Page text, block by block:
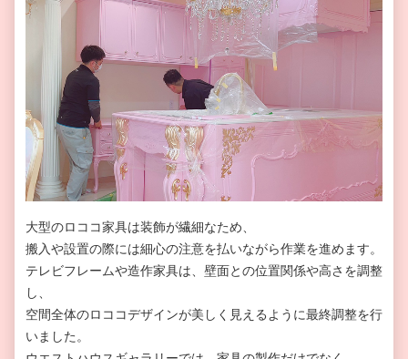
大型のロココ家具は装飾が繊細なため、
搬入や設置の際には細心の注意を払いながら作業を進めます。
テレビフレームや造作家具は、壁面との位置関係や高さを調整
し、
空間全体のロココデザインが美しく見えるように最終調整を行
いました。